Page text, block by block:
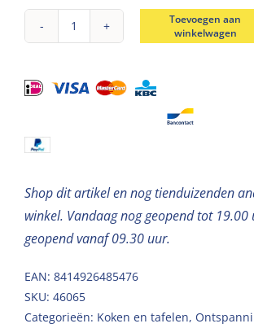
Kom
roze
Toevoegen aan
winkelwagen
Shop dit artikel en nog tienduizenden
winkel. Vandaag nog geopend tot
geopend vanaf 09.30 uur.
EAN: 8414926485476
SKU: 46065
Categorieën: Koken en tafelen,